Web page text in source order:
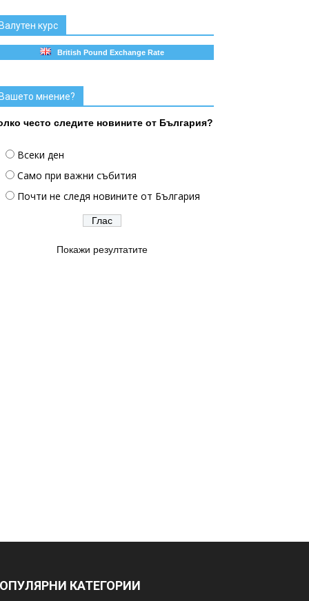
курс
British Pound Exchange Rate
мнение?
често следите новините от България?
Всеки ден
Само при важни събития
Почти не следя новините от България
Покажи резултатите
КАТЕГОРИИ